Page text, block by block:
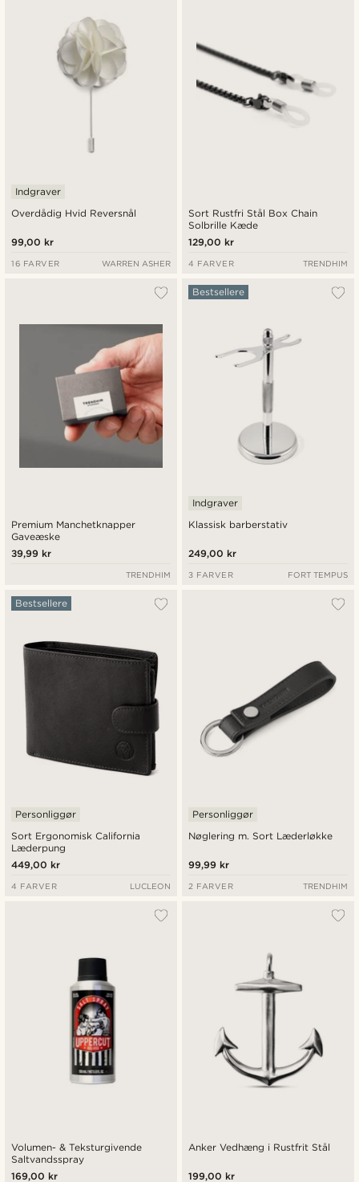
Overdådig Hvid Reversnål
Indgraver
99,00 kr
16 FARVER WARREN ASHER
Sort Rustfri Stål Box Chain
Solbrille Kæde
129,00 kr
4 FARVER TRENDHIM
Premium Manchetknapper
Gaveæske
39,99 kr
TRENDHIM
Klassisk barberstativ
Bestsellere
Indgraver
249,00 kr
3 FARVER FORT TEMPUS
Sort Ergonomisk California
Læderpung
Bestsellere
Personliggør
449,00 kr
4 FARVER LUCLEON
Nøglering m. Sort Læderløkke
Personliggør
99,99 kr
2 FARVER TRENDHIM
Volumen- & Teksturgivende
Saltvandsspray
169,00 kr
Anker Vedhæng i Rustfrit Stål
199,00 kr